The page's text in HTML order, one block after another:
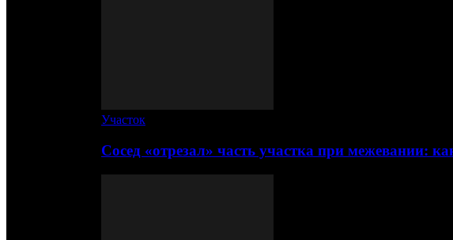
Участок
Сосед «отрезал» часть участка при межевании: